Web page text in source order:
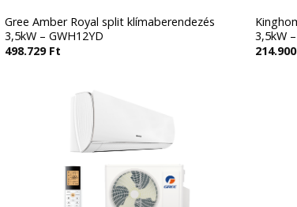
Gree Amber Royal split klímaberendezés
3,5kW – GWH12YD
498.729 Ft
3,5kW
214.900